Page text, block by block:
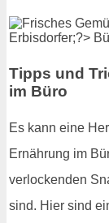
Tipps und
im Büro
Es kann eine
Ernährung im
verlockenden
sind. Hier sind